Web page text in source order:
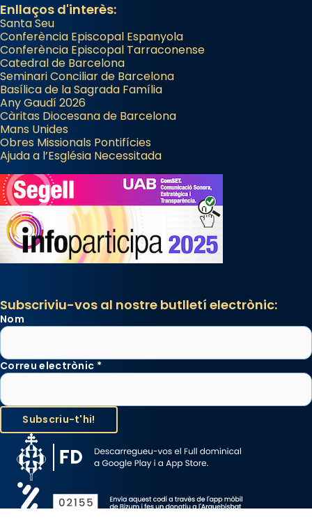
Enllaços d'interès:
Santa Seu
Conferència Episcopal Espanyola
Conferència Episcopal Tarraconense
Catedral de Barcelona
Seminari Conciliar de Barcelona
Basílica de la Sagrada Família
Any Gaudí 2026
Càritas Diocesana de Barcelona
Mans Unides
Obres Missionals Pontifícies
Ajuda a l’Església Necessitada
Subscriviu-vos al nostre butlletí electrònic:
Nom
Correu electrònic *